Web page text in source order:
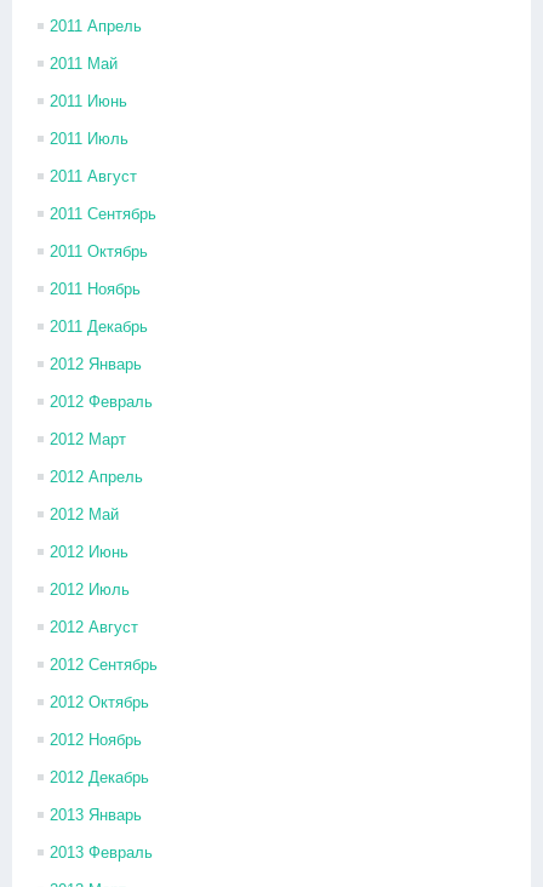
2011 Апрель
2011 Май
2011 Июнь
2011 Июль
2011 Август
2011 Сентябрь
2011 Октябрь
2011 Ноябрь
2011 Декабрь
2012 Январь
2012 Февраль
2012 Март
2012 Апрель
2012 Май
2012 Июнь
2012 Июль
2012 Август
2012 Сентябрь
2012 Октябрь
2012 Ноябрь
2012 Декабрь
2013 Январь
2013 Февраль